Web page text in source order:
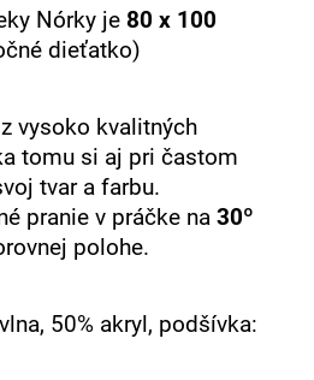
Nórky je 80 x 100
dieťatko)
vysoko kvalitných
tomu si aj pri častom
tvar a farbu.
pranie v práčke na 30º
polohe.
50% akryl, podšívka: